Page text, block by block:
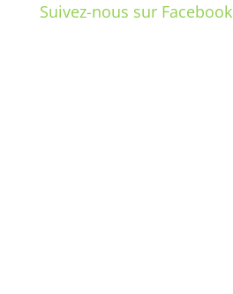
Suivez-nous sur Facebook